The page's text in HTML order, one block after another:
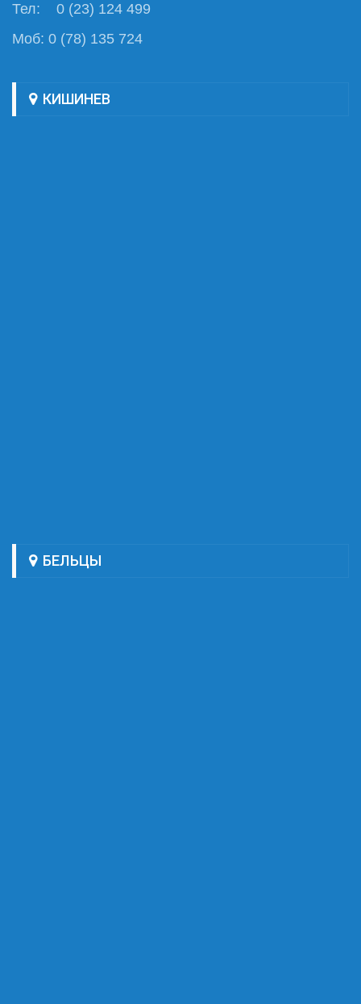
Тел: 0 (23) 124 499
Моб: 0 (78) 135 724
КИШИНЕВ
БЕЛЬЦЫ